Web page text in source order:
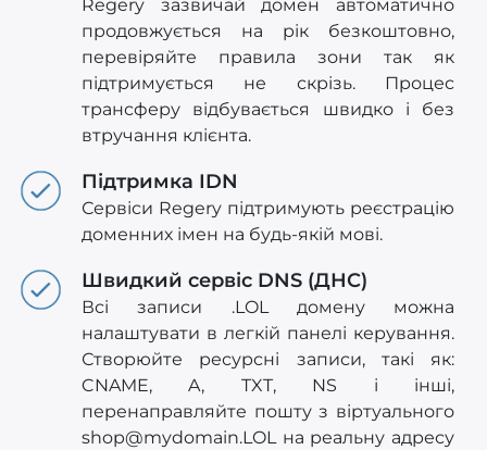
Regery зазвичай домен автоматично
продовжується на рік безкоштовно,
перевіряйте правила зони так як
підтримується не скрізь. Процес
трансферу відбувається швидко і без
втручання клієнта.
Підтримка IDN
Сервіси Regery підтримують реєстрацію
доменних імен на будь-якій мові.
Швидкий сервіс DNS (ДНС)
Всі записи .LOL домену можна
налаштувати в легкій панелі керування.
Створюйте ресурсні записи, такі як:
CNAME, A, TXT, NS і інші,
перенаправляйте пошту з віртуального
shop@mydomain.LOLна реальну адресу